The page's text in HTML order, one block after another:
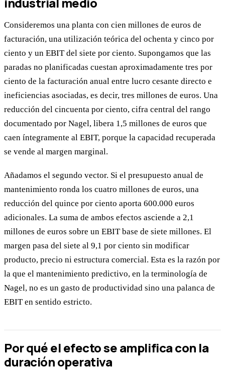
Consideremos una planta con cien millones de euros de
facturación, una utilización teórica del ochenta y cinco por
ciento y un EBIT del siete por ciento. Supongamos que las
paradas no planificadas cuestan aproximadamente tres por
ciento de la facturación anual entre lucro cesante directo e
ineficiencias asociadas, es decir, tres millones de euros. Una
reducción del cincuenta por ciento, cifra central del rango
documentado por Nagel, libera 1,5 millones de euros que
caen íntegramente al EBIT, porque la capacidad recuperada
se vende al margen marginal.
Añadamos el segundo vector. Si el presupuesto anual de
mantenimiento ronda los cuatro millones de euros, una
reducción del quince por ciento aporta 600.000 euros
adicionales. La suma de ambos efectos asciende a 2,1
millones de euros sobre un EBIT base de siete millones. El
margen pasa del siete al 9,1 por ciento sin modificar
producto, precio ni estructura comercial. Esta es la razón por
la que el mantenimiento predictivo, en la terminología de
Nagel, no es un gasto de productividad sino una palanca de
EBIT en sentido estricto.
Por qué el efecto se amplifica con la
duración operativa